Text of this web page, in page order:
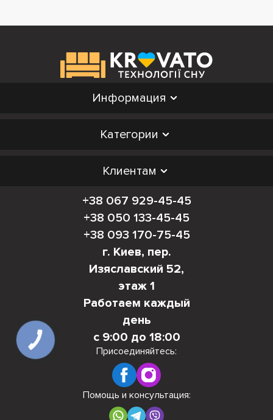
Информация
Категории
Клиентам
+38 067 929-45-45
+38 050 133-45-45
+38 093 170-75-45
г. Киев, пер.
Изяславский 52,
этаж 1
Работаем каждый
день
с 9:00 до 18:00
Присоединяйтесь:
Помощь и консультация:
КНОПКА
СВЯЗИ